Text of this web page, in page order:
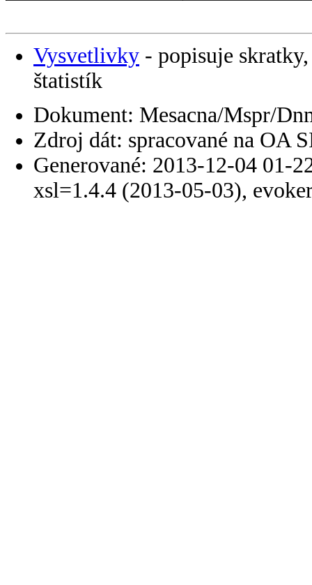
Vysvetlivky - popisuje
štatistík
Dokument: Mesacna/Mspr/
Zdroj dát: spracované na OA
Generované: 2013-12-04 01-
xsl=1.4.4 (2013-05-03),